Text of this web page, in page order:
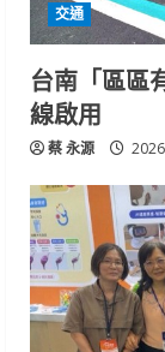
交通
台南「區區
線啟用
蔡 永源